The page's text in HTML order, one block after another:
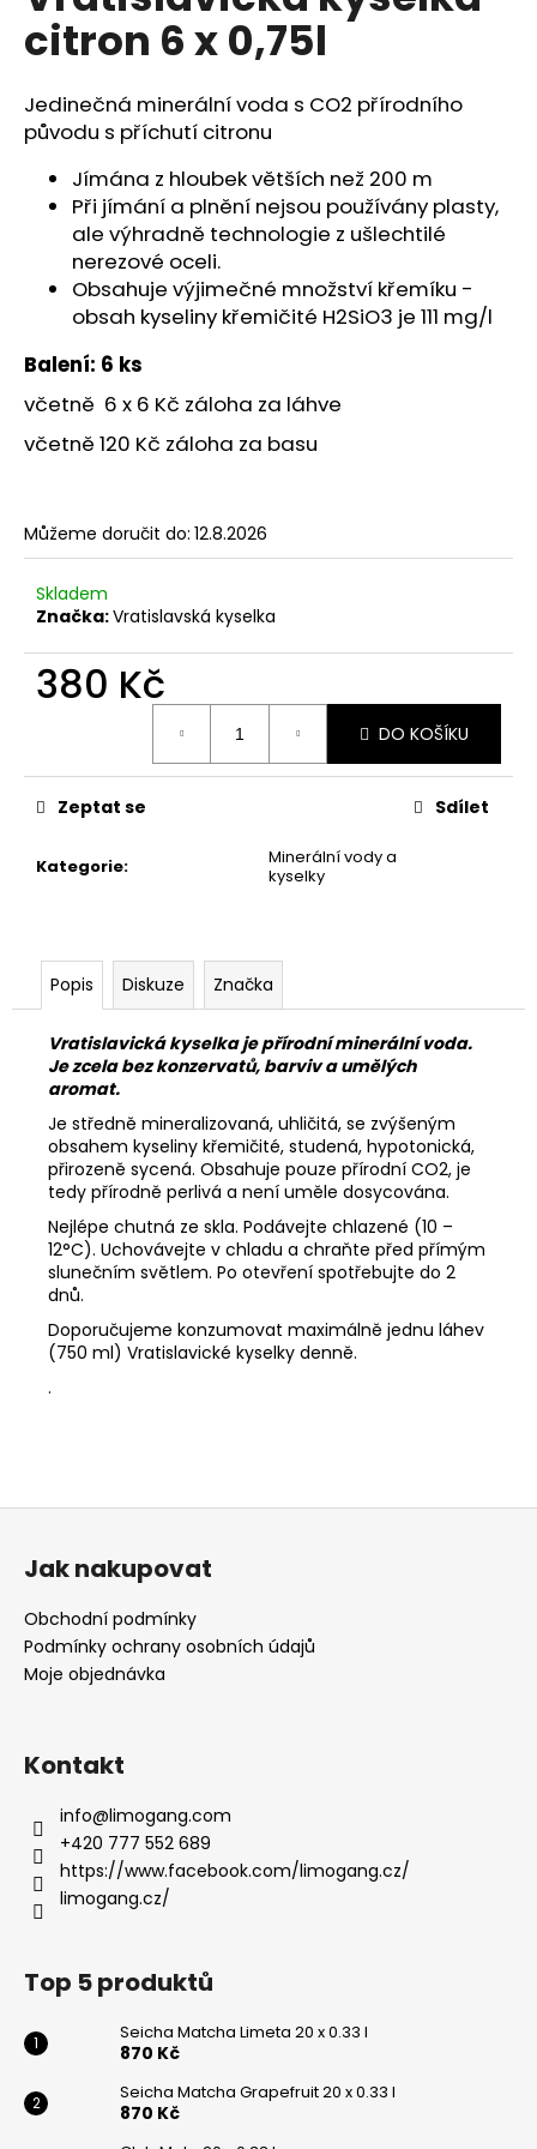
z
hvězdiček.
citron 6 x 0,75l
Jedinečná minerální voda s CO2 přírodního
původu s příchutí citronu
Jímána z hloubek větších než 200 m
Při jímání a plnění nejsou používány plasty,
ale výhradně technologie z ušlechtilé
nerezové oceli.
Obsahuje výjimečné množství křemíku -
obsah kyseliny křemičité H2SiO3 je 111 mg/l
Balení: 6 ks
včetně 6 x 6 Kč záloha za láhve
včetně 120 Kč záloha za basu
Můžeme doručit do: 12.8.2026
Skladem
Značka:Vratislavská kyselka
380 Kč
DO KOŠÍKU
Kategorie:
Minerální vody a
kyselky
Zeptat se Sdílet
Popis Diskuze Značka
Vratislavická kyselka je přírodní minerální voda.
Je zcela bez konzervatů, barviv a umělých
aromat.
Je středně mineralizovaná, uhličitá, se zvýšeným
obsahem kyseliny křemičité, studená, hypotonická,
přirozeně sycená. Obsahuje pouze přírodní CO2, je
tedy přírodně perlivá a není uměle dosycována.
Nejlépe chutná ze skla. Podávejte chlazené (10 –
12°C). Uchovávejte v chladu a chraňte před přímým
slunečním světlem. Po otevření spotřebujte do 2
dnů.
Doporučujeme konzumovat maximálně jednu láhev
(750 ml) Vratislavické kyselky denně.
.
a
j
í
t
?
HLEDAT
D
o
p
o
č
u
e
m
20
870
Jak nakupovat
Obchodní podmínky
Podmínky ochrany osobních údajů
Moje objednávka
Kontakt
info@limogang.com
+420 777 552 689
https://www.facebook.com/limogang.cz/
limogang.cz/
Top 5 produktů
Seicha Matcha Limeta 20 x 0.33 l
870 Kč
Seicha Matcha Grapefruit 20 x 0.33 l
870 Kč